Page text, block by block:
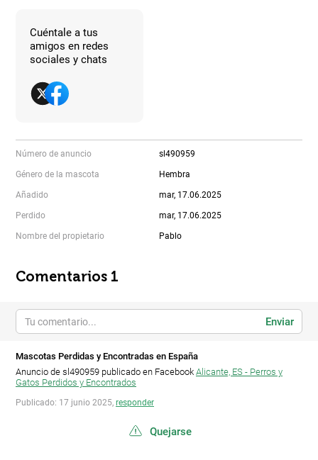
Cuéntale a tus
amigos en redes
sociales y chats
Número de anuncio sl490959
Género de la mascota Hembra
Añadido mar, 17.06.2025
Perdido mar, 17.06.2025
Nombre del propietario Pablo
Comentarios 1
Enviar
Mascotas Perdidas y Encontradas en España
Anuncio de sl490959 publicado en Facebook Alicante, ES - Perros y
Gatos Perdidos y Encontrados
Publicado: 17 junio 2025, responder
Quejarse